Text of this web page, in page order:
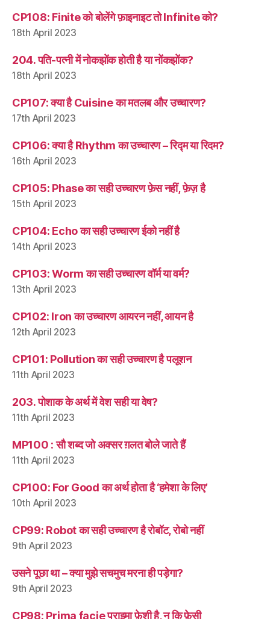
CP108: Finite को बोलेंगे फ़ाइनाइट तो Infinite को?
18th April 2023
204. पति-पत्नी में नोकझोंक होती है या नोंकझोंक?
18th April 2023
CP107: क्या है Cuisine का मतलब और उच्चारण?
17th April 2023
CP106: क्या है Rhythm का उच्चारण – रिद्म या रिदम?
16th April 2023
CP105: Phase का सही उच्चारण फ़ेस नहीं, फ़ेज़ है
15th April 2023
CP104: Echo का सही उच्चारण ईको नहीं है
14th April 2023
CP103: Worm का सही उच्चारण वॉर्म या वर्म?
13th April 2023
CP102: Iron का उच्चारण आयरन नहीं, आयन है
12th April 2023
CP101: Pollution का सही उच्चारण है पलूशन
11th April 2023
203. पोशाक के अर्थ में वेश सही या वेष?
11th April 2023
MP100 : सौ शब्द जो अक्सर ग़लत बोले जाते हैं
11th April 2023
CP100: For Good का अर्थ होता है ‘हमेशा के लिए’
10th April 2023
CP99: Robot का सही उच्चारण है रोबॉट, रोबो नहीं
9th April 2023
उसने पूछा था – क्या मुझे सचमुच मरना ही पड़ेगा?
9th April 2023
CP98: Prima facie प्राइमा फ़ेशी है, न कि फ़ेसी